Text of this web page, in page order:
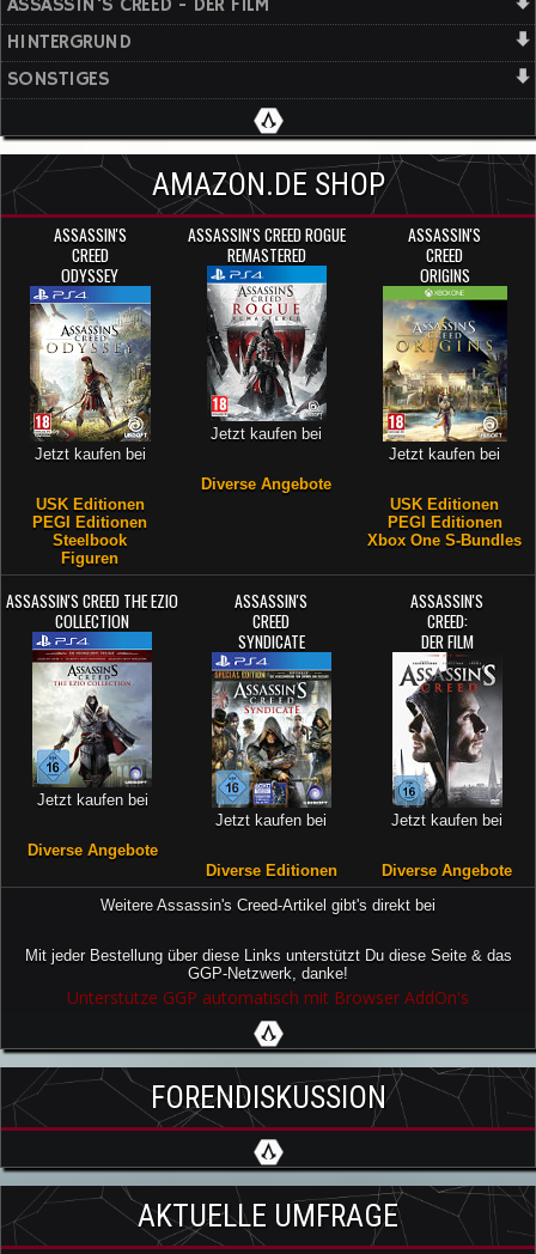
ASSASSIN'S CREED - DER FILM
HINTERGRUND
SONSTIGES
AMAZON.DE SHOP
ASSASSIN'S
CREED
ODYSSEY
Jetzt kaufen bei
USK Editionen
PEGI Editionen
Steelbook
Figuren
ASSASSIN'S CREED ROGUE
REMASTERED
Jetzt kaufen bei
Diverse Angebote
ASSASSIN'S
CREED
ORIGINS
Jetzt kaufen bei
USK Editionen
PEGI Editionen
Xbox One S-Bundles
ASSASSIN'S CREED THE EZIO
COLLECTION
Jetzt kaufen bei
Diverse Angebote
ASSASSIN'S
CREED
SYNDICATE
Jetzt kaufen bei
Diverse Editionen
ASSASSIN'S
CREED:
DER FILM
Jetzt kaufen bei
Diverse Angebote
Weitere Assassin's Creed-Artikel gibt's direkt bei
Mit jeder Bestellung über diese Links unterstützt Du diese Seite & das
GGP-Netzwerk, danke!
Unterstütze GGP automatisch mit Browser AddOn's
FORENDISKUSSION
AKTUELLE UMFRAGE